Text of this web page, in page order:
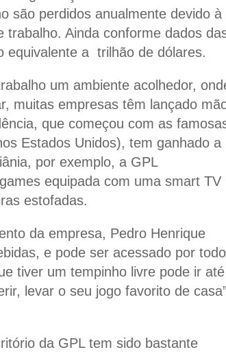
são perdidos anualmente devido à
trabalho. Ainda conforme dados
equivalente a trilhão de dólares.
um ambiente acolhedor,
muitas empresas têm lançado
que começou com as
Estados Unidos), tem ganhado a
por exemplo, a GPL
equipada com uma smart TV
estofadas.
da empresa, Pedro Henrique
e pode ser acessado por
tiver um tempinho livre pode ir até
levar o seu jogo favorito de
da GPL tem sido bastante